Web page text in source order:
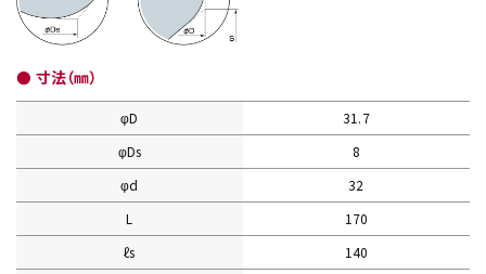
● 寸法（㎜）
φD
31.7
φDs
8
φd
32
L
170
ℓs
140